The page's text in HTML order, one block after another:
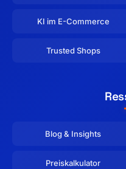
KI im E-Commerce
Trusted Shops
Blog & Insights
Preiskalkulator